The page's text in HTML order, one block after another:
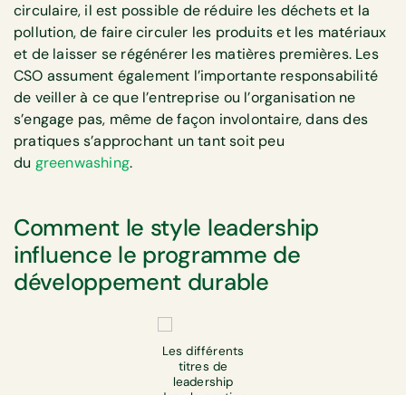
circulaire, il est possible de réduire les déchets et la
pollution, de faire circuler les produits et les matériaux
et de laisser se régénérer les matières premières. Les
CSO assument également l’importante responsabilité
de veiller à ce que l’entreprise ou l’organisation ne
s’engage pas, même de façon involontaire, dans des
pratiques s’approchant un tant soit peu
du greenwashing.
Comment le style leadership
influence le programme de
développement durable
Les différents
titres de
leadership